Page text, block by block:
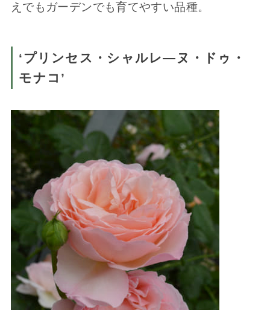
えでもガーデンでも育てやすい品種。
‘プリンセス・シャルレ―ヌ・ドゥ・
モナコ’